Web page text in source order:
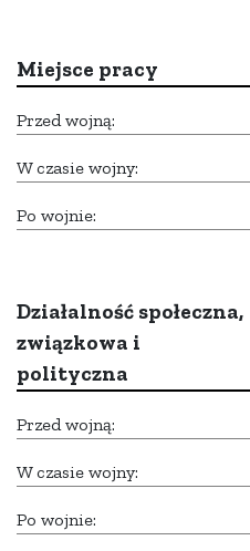
Miejsce pracy
Przed wojną:
W czasie wojny:
Po wojnie:
Działalność społeczna,
związkowa i
polityczna
Przed wojną:
W czasie wojny:
Po wojnie: